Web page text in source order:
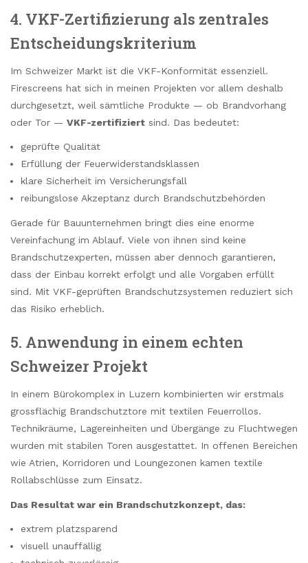
4. VKF-Zertifizierung als zentrales
Entscheidungskriterium
Im Schweizer Markt ist die VKF-Konformität essenziell.
Firescreens hat sich in meinen Projekten vor allem deshalb
durchgesetzt, weil sämtliche Produkte — ob Brandvorhang
oder Tor — VKF-zertifiziert sind. Das bedeutet:
geprüfte Qualität
Erfüllung der Feuerwiderstandsklassen
klare Sicherheit im Versicherungsfall
reibungslose Akzeptanz durch Brandschutzbehörden
Gerade für Bauunternehmen bringt dies eine enorme
Vereinfachung im Ablauf. Viele von ihnen sind keine
Brandschutzexperten, müssen aber dennoch garantieren,
dass der Einbau korrekt erfolgt und alle Vorgaben erfüllt
sind. Mit VKF-geprüften Brandschutzsystemen reduziert sich
das Risiko erheblich.
5. Anwendung in einem echten
Schweizer Projekt
In einem Bürokomplex in Luzern kombinierten wir erstmals
grossflächig Brandschutztore mit textilen Feuerrollos.
Technikräume, Lagereinheiten und Übergänge zu Fluchtwegen
wurden mit stabilen Toren ausgestattet. In offenen Bereichen
wie Atrien, Korridoren und Loungezonen kamen textile
Rollabschlüsse zum Einsatz.
Das Resultat war ein Brandschutzkonzept, das:
extrem platzsparend
visuell unauffällig